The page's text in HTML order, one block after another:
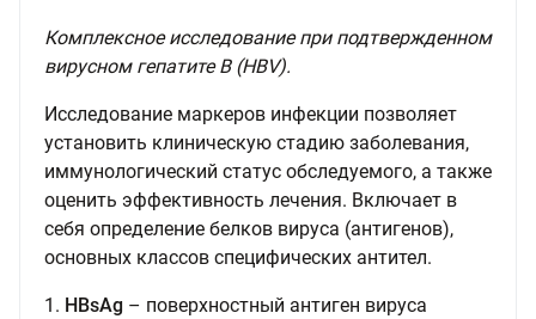
Комплексное исследование при подтвержденном
вирусном гепатите В (HBV).
Исследование маркеров инфекции позволяет
установить клиническую стадию заболевания,
иммунологический статус обследуемого, а также
оценить эффективность лечения. Включает в
себя определение белков вируса (антигенов),
основных классов специфических антител.
1. HBsAg – поверхностный антиген вируса